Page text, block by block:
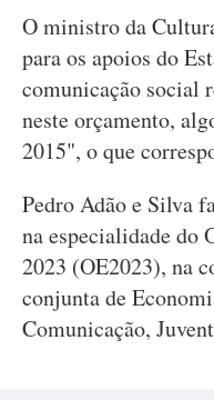
O ministro da
para os apoios do
comunicação social
neste orçamento,
2015", o que
Pedro Adão e Silva
na especialidade do
2023 (OE2023), na
conjunta de
Comunicação,